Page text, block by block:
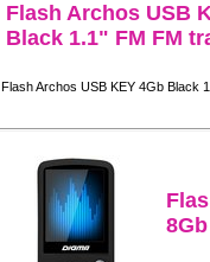
Flash Archos USB
Black 1.1" FM FM
Flash Archos USB KEY 4Gb Black